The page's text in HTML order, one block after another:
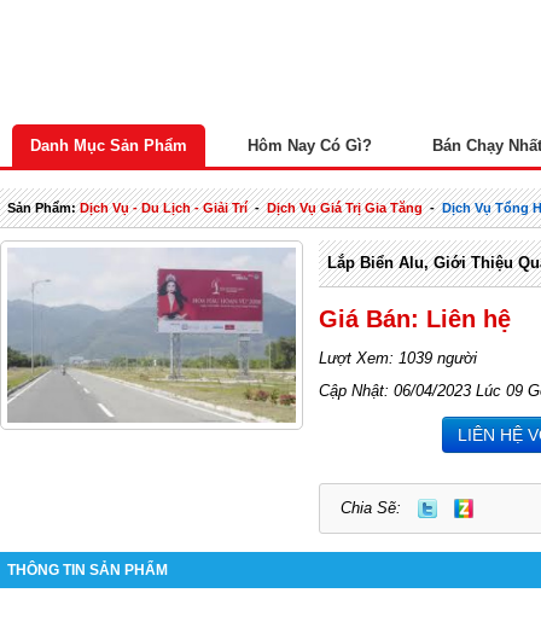
Danh Mục Sản Phẩm Hôm Nay Có Gì? Bán Chạy Nhất
Sản Phẩm:Dịch Vụ - Du Lịch - Giải Trí-Dịch Vụ Giá Trị Gia Tăng-Dịch Vụ Tổng
Lắp Biển Alu, Giới Thiệu
Giá Bán: Liên hệ
Lượt Xem: 1039 người
Cập Nhật: 06/04/2023 Lúc 09
LIÊN HỆ
Chia Sẽ:
THÔNG TIN SẢN PHẨM